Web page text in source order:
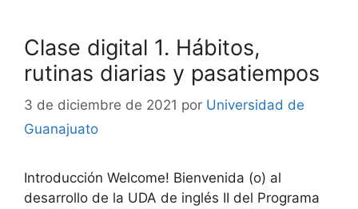
Clase digital 1. Hábitos,
rutinas diarias y pasatiempos
3 de diciembre de 2021 por Universidad de
Guanajuato
Introducción Welcome! Bienvenida (o) al
desarrollo de la UDA de inglés II del Programa